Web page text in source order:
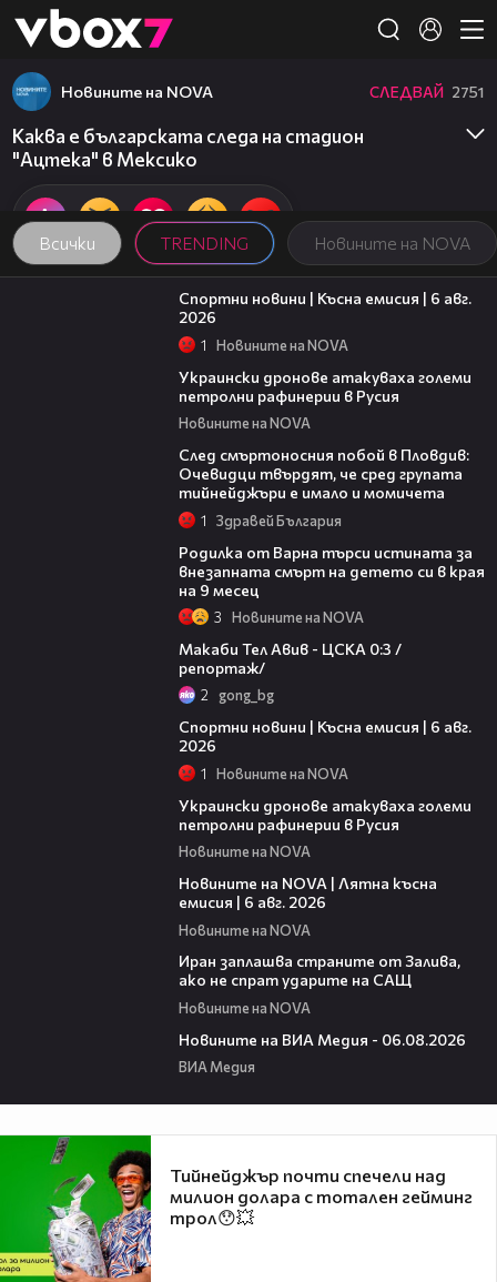
👾
Всички TRENDING Новините на NOVA
Новините на NOVA СЛЕДВАЙ 2751
Каква е българската следа на стадион
"Ацтека" в Мексико
04:51
Спортни новини | Късна емисия | 6 авг.
2026
1 Новините на NOVA
Украински дронове атакуваха големи
петролни рафинерии в Русия
Новините на NOVA
След смъртоносния побой в Пловдив:
Очевидци твърдят, че сред групата
тийнейджъри е имало и момичета
1 Здравей България
Родилка от Варна търси истината за
внезапната смърт на детето си в края
на 9 месец
3 Новините на NOVA
Макаби Тел Авив - ЦСКА 0:3 /
репортаж/
2 gong_bg
Спортни новини | Късна емисия | 6 авг.
2026
1 Новините на NOVA
Украински дронове атакуваха големи
петролни рафинерии в Русия
Новините на NOVA
Новините на NOVA | Лятна късна
емисия | 6 авг. 2026
Новините на NOVA
Иран заплашва страните от Залива,
ако не спрат ударите на САЩ
Новините на NOVA
Новините на ВИА Медия - 06.08.2026
ВИА Медия
Тийнейджър почти спечели над
милион долара с тотален гейминг
трол😯💥